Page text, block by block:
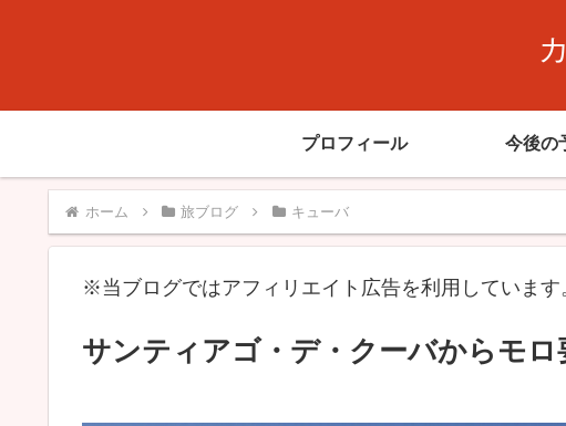
プロフィール 今後の
ホーム 旅ブログ キューバ
※当ブログではアフィリエイト広告を利用しています
サンティアゴ・デ・クーバからモロ